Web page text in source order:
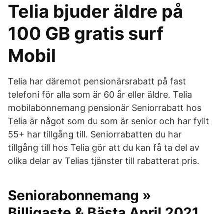
Telia bjuder äldre på
100 GB gratis surf
Mobil
Telia har däremot pensionärsrabatt på fast
telefoni för alla som är 60 år eller äldre. Telia
mobilabonnemang pensionär Seniorrabatt hos
Telia är något som du som är senior och har fyllt
55+ har tillgång till. Seniorrabatten du har
tillgång till hos Telia gör att du kan få ta del av
olika delar av Telias tjänster till rabatterat pris.
Seniorabonnemang »